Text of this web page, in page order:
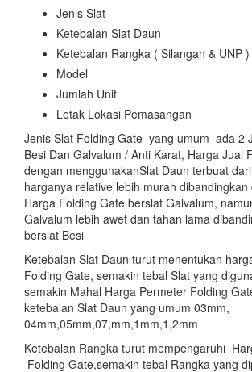
Jenis Slat
Ketebalan Slat Daun
Ketebalan Rangka ( Silangan & UNP )
Model
Jumlah Unit
Letak Lokasi Pemasangan
Jenis Slat Folding Gate yang umum ada 2
Besi Dan Galvalum / Anti Karat, Harga Jual
dengan menggunakanSlat Daun terbuat
harganya relative lebih murah
Harga Folding Gate berslat Galvalum,
Galvalum lebih awet dan tahan lama
berslat Besi
Ketebalan Slat Daun turut menentukan
Folding Gate, semakin tebal Slat yang
semakin Mahal Harga Permeter Folding
ketebalan Slat Daun yang umum 03mm,
04mm,05mm,07,mm,1mm,1,2mm
Ketebalan Rangka turut mempengaruhi
Folding Gate,semakin tebal Rangka yang